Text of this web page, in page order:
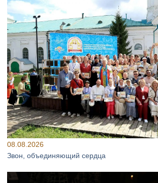
08.08.2026
Звон, объединяющий сердца